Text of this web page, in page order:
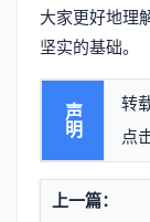
大家更好地理
坚实的基础。
声明
转
点
上一篇：